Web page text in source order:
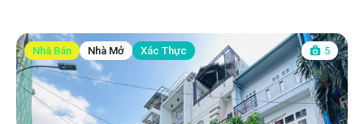
Nhà Bán Nhà Mở Xác Thực 5